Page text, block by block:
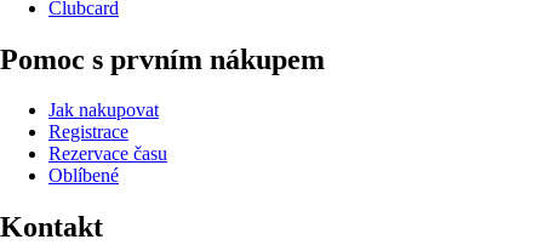
Clubcard
Pomoc s prvním nákupem
Jak nakupovat
Registrace
Rezervace času
Oblíbené
Kontakt